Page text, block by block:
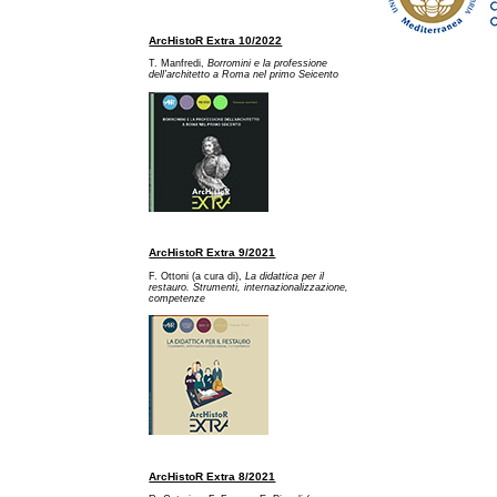
ArcHistoR Extra 10/2022
T. Manfredi,Borromini e la professione
dell’architetto a Roma nel primo Seicento
ArcHistoR Extra 9/2021
F. Ottoni (a cura di),La didattica per il
restauro. Strumenti, internazionalizzazione,
competenze
ArcHistoR Extra 8/2021